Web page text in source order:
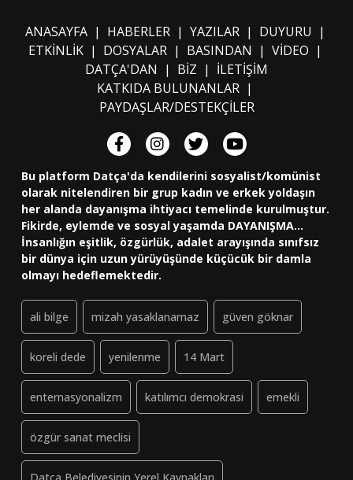
ANASAYFA| HABERLER| YAZILAR| DUYURU |
ETKİNLİK| DOSYALAR| BASINDAN | VİDEO |
DATÇA'DAN | BİZ | İLETİŞİM
KATKIDA BULUNANLAR |
PAYDAŞLAR/DESTEKÇİLER
Bu platform Datça'da kendilerini sosyalist/komünist
olarak nitelendiren bir grup kadın ve erkek yoldaşın
her alanda dayanışma ihtiyacı temelinde kurulmuştur.
Fikirde, eylemde ve sosyal yaşamda DAYANIŞMA...
İnsanlığın eşitlik, özgürlük, adalet arayışında sınıfsız
bir dünya için uzun yürüyüşünde küçücük bir damla
olmayı hedeflemektedir.
ali bilge mizah yasaklanamaz güven göknar
koreli dede yenilenme 14 Mart
enternasyonalizm katılımcı demokrasi emekli
özgür sanat meclisi